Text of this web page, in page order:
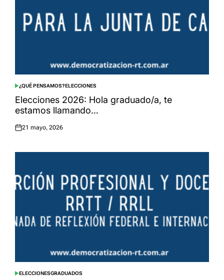
POSTED
IN
¿QUÉ PENSAMOS?ELECCIONES
Elecciones 2026: Hola graduado/a, te
estamos llamando…
Posted
21 mayo, 2026
POSTED
ELECCIONESGRADUADOS